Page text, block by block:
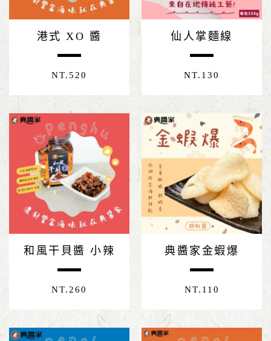
港式 XO 醬
NT.520
仙人掌麵線
NT. 130
和風干貝醬 小辣
NT. 260
典醬家金蝦爆
NT. 110